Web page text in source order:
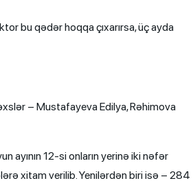
bu qədər hoqqa çıxarırsa, üç ayda
– Mustafayeva Edilya, Rəhimova
ayının 12-si onların yerinə iki nəfər
xitam verilib. Yenilərdən biri isə – 284